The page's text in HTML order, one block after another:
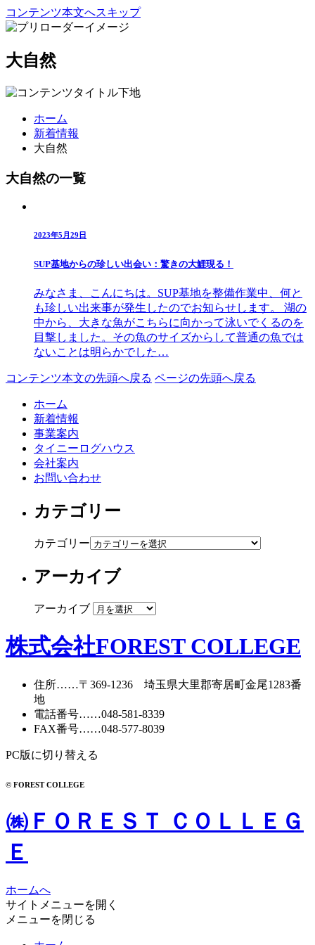
コンテンツ本文へスキップ
大自然
ホーム
新着情報
大自然
大自然の一覧
2023年5月29日
SUP基地からの珍しい出会い：驚きの大鯉現る！
みなさま、こんにちは。SUP基地を整備作業中、何と
も珍しい出来事が発生したのでお知らせします。 湖の
中から、大きな魚がこちらに向かって泳いでくるのを
目撃しました。その魚のサイズからして普通の魚では
ないことは明らかでした…
コンテンツ本文の先頭へ戻る ページの先頭へ戻る
ホーム
新着情報
事業案内
タイニーログハウス
会社案内
お問い合わせ
カテゴリー
カテゴリー
アーカイブ
アーカイブ
株式会社FOREST COLLEGE
住所……〒369-1236 埼玉県大里郡寄居町金尾1283番
地
電話番号……048-581-8339
FAX番号……048-577-8039
PC版に切り替える
© FOREST COLLEGE
㈱ＦＯＲＥＳＴ ＣＯＬＬＥＧ
Ｅ
ホームへ
サイトメニューを開く
メニューを閉じる